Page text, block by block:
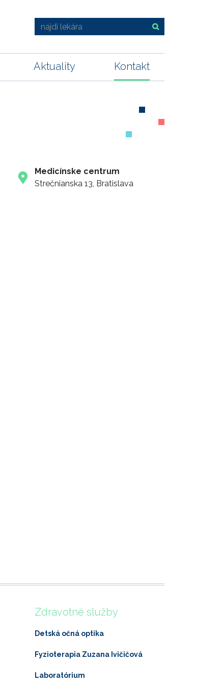
Aktuality Kontakt
Medicínske centrum
Strečnianska 13, Bratislava
Zdravotné služby
Detská očná optika
Fyzioterapia Zuzana Ivičičová
Laboratórium